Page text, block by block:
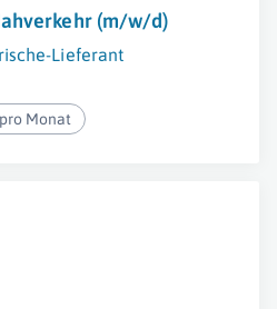
(m/w/d)
Lieferant
Monat